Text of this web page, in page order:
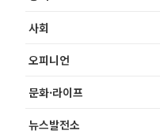
사회
오피니언
문화·라이프
뉴스발전소